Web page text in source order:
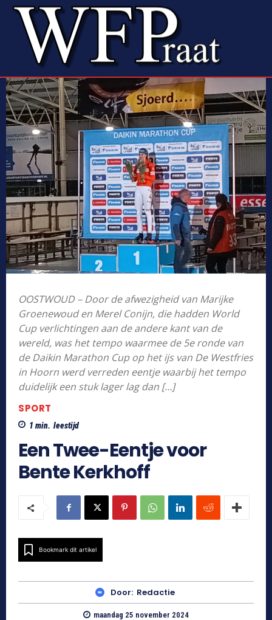
OOSTWOUD – Door de afwezigheid van Marijke
Groenewoud en Merel Conijn, die hadden World
Cup verlichtingen aan de andere kant van de
wereld, was het tempo waarmee de 5e ronde van
de Daikin Marathon Cup op het ijs van De Westfries
in Hoorn werd verreden eentje waarbij het tempo
duidelijk een stuk lager lag dan […]
SPORT
1 min. leestijd
Een Twee-Eentje voor
Bente Kerkhoff
Bookmark dit artikel
Door: Redactie
maandag 25 november 2024